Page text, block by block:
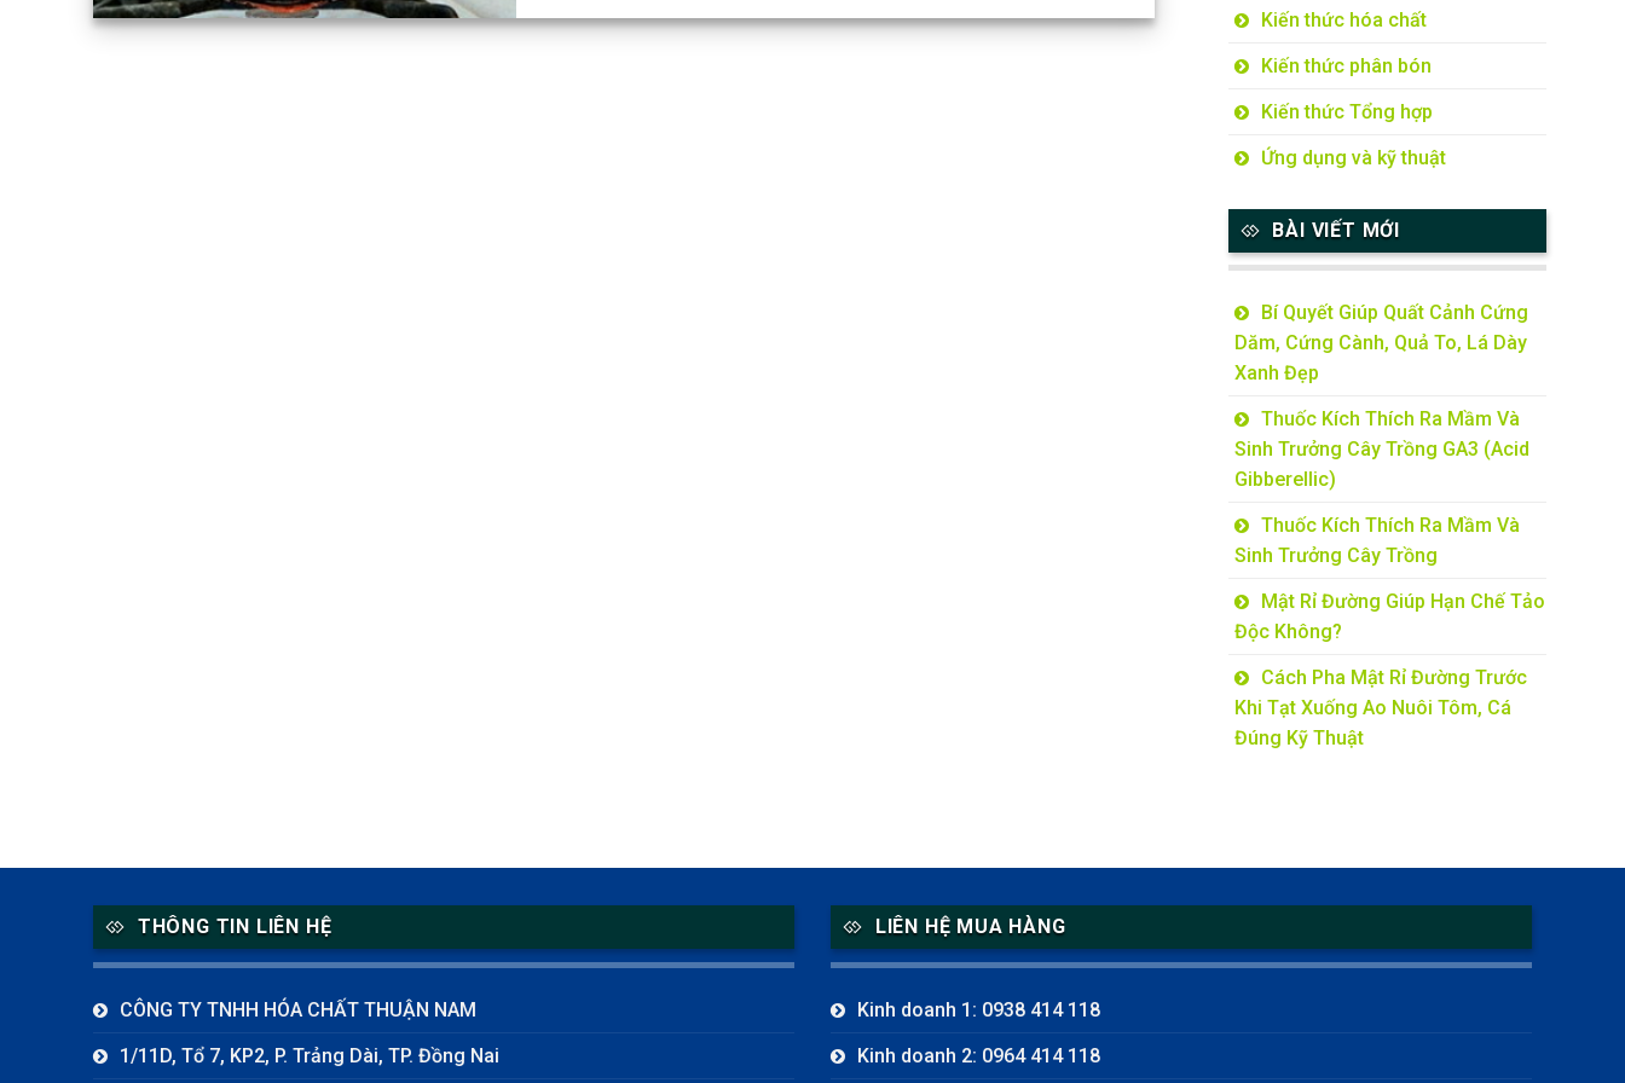
Kiến thức hóa chất
Kiến thức phân bón
Kiến thức Tổng hợp
Ứng dụng và kỹ thuật
BÀI VIẾT MỚI
Bí Quyết Giúp Quất Cảnh Cứng
Dăm, Cứng Cành, Quả To, Lá Dày
Xanh Đẹp
Thuốc Kích Thích Ra Mầm Và
Sinh Trưởng Cây Trồng GA3 (Acid
Gibberellic)
Thuốc Kích Thích Ra Mầm Và
Sinh Trưởng Cây Trồng
Mật Rỉ Đường Giúp Hạn Chế Tảo
Độc Không?
Cách Pha Mật Rỉ Đường Trước
Khi Tạt Xuống Ao Nuôi Tôm, Cá
Đúng Kỹ Thuật
THÔNG TIN LIÊN HỆ
CÔNG TY TNHH HÓA CHẤT THUẬN NAM
1/11D, Tổ 7, KP2, P. Trảng Dài, TP. Đồng Nai
LIÊN HỆ MUA HÀNG
Kinh doanh 1: 0938 414 118
Kinh doanh 2: 0964 414 118